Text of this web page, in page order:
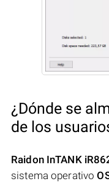
¿Dónde se
de los
Raidon InTANK
sistema operativo